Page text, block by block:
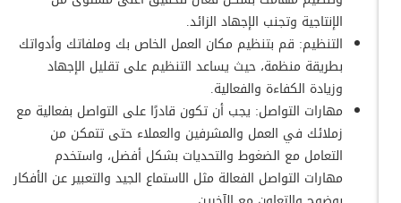
الإنتاجية وتجنب الإجهاد الزائد.
التنظيم: قم بتنظيم مكان العمل الخاص بك وملفاتك وأدواتك
بطريقة منظمة، حيث يساعد التنظيم على تقليل الإجهاد
وزيادة الكفاءة والفعالية.
مهارات التواصل: يجب أن تكون قادرًا على التواصل بفعالية مع
زملائك في العمل والمشرفين والعملاء حتى تتمكن من
التعامل مع الضغوط والتحديات بشكل أفضل، واستخدم
مهارات التواصل الفعالة مثل الاستماع الجيد والتعبير عن الأفكار